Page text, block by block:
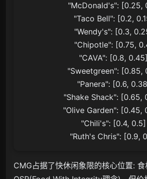
CMG占据了快休闲象限的核心位置: